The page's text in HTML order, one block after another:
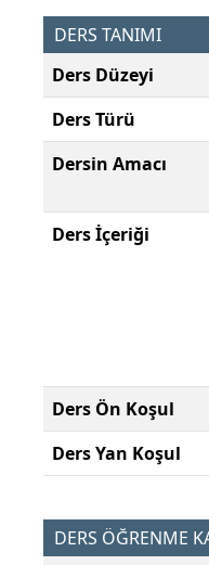
DERS TANIMI
Ders Düzeyi
Ders Türü
Dersin Amacı
Ders İçeriği
Ders Ön Koşul
Ders Yan Koşul
DERS ÖĞRENME